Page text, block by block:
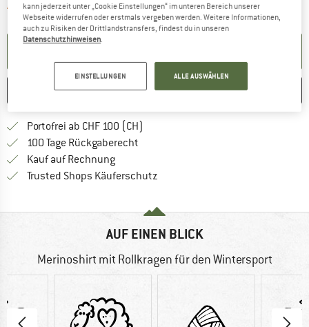
Artikel zur Zeit leider ausverkauftDer Link öffnet sich in einer Infobox
MERKEN VERGLEICHEN
Portofrei ab CHF 100 (CH)
100 Tage Rückgaberecht
Kauf auf RechnungFinde die Zahlungs-Infos hier! Öffnet
Trusted Shops Käuferschutz
AUF EINEN BLICK
Merinoshirt mit Rollkragen für den Wintersport
kann jederzeit unter „Cookie Einstellungen“ im unteren Bereich unserer
Webseite widerrufen oder erstmals vergeben werden. Weitere Informationen,
auch zu Risiken der Drittlandstransfers, findest du in unseren
Datenschutzhinweisen.
EINSTELLUNGEN ALLE AUSWÄHLEN